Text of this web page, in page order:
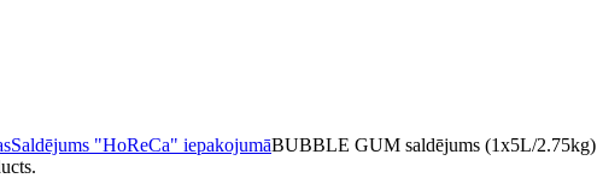
Saldējums "HoReCa" iepakojumāBUBBLE GUM saldējums (1x5L/2.75kg)